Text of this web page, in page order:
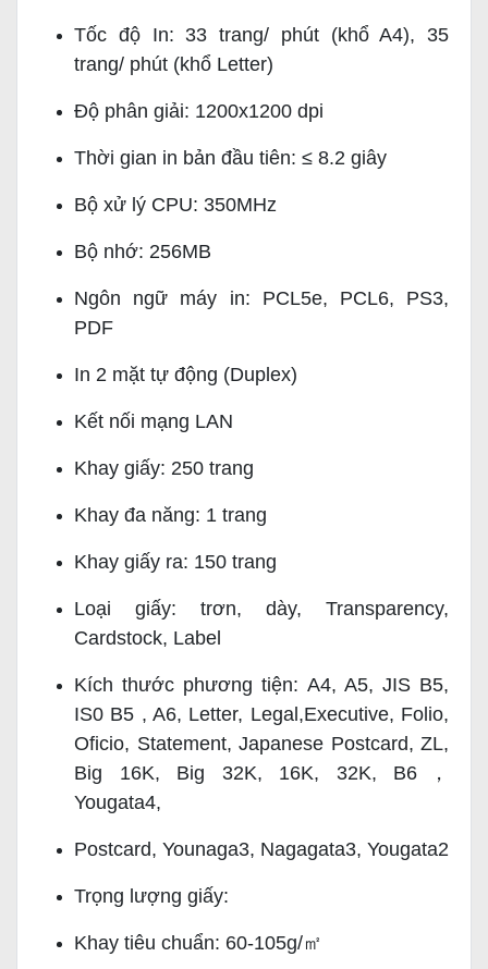
Tốc độ In: 33 trang/ phút (khổ A4), 35
trang/ phút (khổ Letter)
Độ phân giải: 1200x1200 dpi
Thời gian in bản đầu tiên: ≤ 8.2 giây
Bộ xử lý CPU: 350MHz
Bộ nhớ: 256MB
Ngôn ngữ máy in: PCL5e, PCL6, PS3,
PDF
In 2 mặt tự động (Duplex)
Kết nối mạng LAN
Khay giấy: 250 trang
Khay đa năng: 1 trang
Khay giấy ra: 150 trang
Loại giấy: trơn, dày, Transparency,
Cardstock, Label
Kích thước phương tiện: A4, A5, JIS B5,
IS0 B5 , A6, Letter, Legal,Executive, Folio,
Oficio, Statement, Japanese Postcard, ZL,
Big 16K, Big 32K, 16K, 32K, B6，
Yougata4,
Postcard, Younaga3, Nagagata3, Yougata2
Trọng lượng giấy:
Khay tiêu chuẩn: 60-105g/㎡